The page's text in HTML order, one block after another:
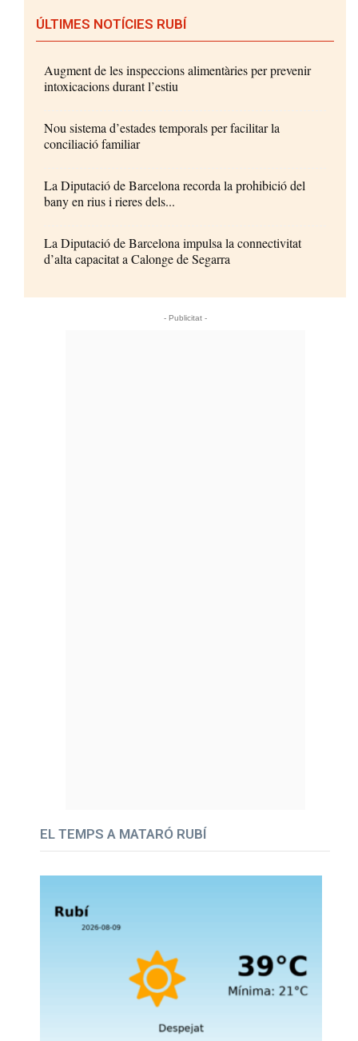
ÚLTIMES NOTÍCIES RUBÍ
Augment de les inspeccions alimentàries per prevenir
intoxicacions durant l’estiu
Nou sistema d’estades temporals per facilitar la
conciliació familiar
La Diputació de Barcelona recorda la prohibició del
bany en rius i rieres dels...
La Diputació de Barcelona impulsa la connectivitat
d’alta capacitat a Calonge de Segarra
- Publicitat -
EL TEMPS A MATARÓ RUBÍ